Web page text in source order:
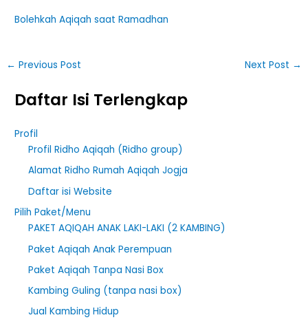
Bolehkah Aqiqah saat Ramadhan
← Previous Post Next Post →
Daftar Isi Terlengkap
Profil
Profil Ridho Aqiqah (Ridho group)
Alamat Ridho Rumah Aqiqah Jogja
Daftar isi Website
Pilih Paket/Menu
PAKET AQIQAH ANAK LAKI-LAKI (2 KAMBING)
Paket Aqiqah Anak Perempuan
Paket Aqiqah Tanpa Nasi Box
Kambing Guling (tanpa nasi box)
Jual Kambing Hidup